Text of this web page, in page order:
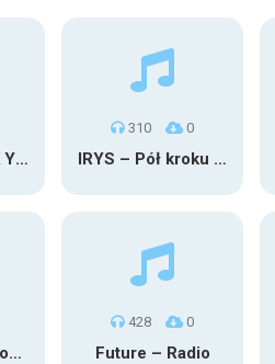
20Syl – THANK YOU
310 0
IRYS – Pół kroku stąd
Flower Man – Toby Fox
428 0
Future – Radio